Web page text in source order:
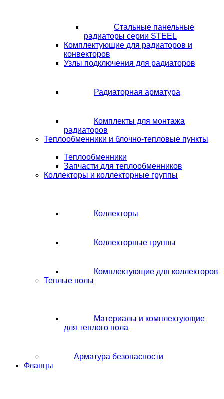
Стальные панельные
радиаторы серии STEEL
Комплектующие для радиаторов и
конвекторов
Узлы подключения для радиаторов
Радиаторная арматура
Комплекты для монтажа
радиаторов
Теплообменники и блочно-тепловые пункты
Теплообменники
Запчасти для теплообменников
Коллекторы и коллекторные группы
Коллекторы
Коллекторные группы
Комплектующие для коллекторов
Теплые полы
Материалы и комплектующие
для теплого пола
Арматура безопасности
Фланцы